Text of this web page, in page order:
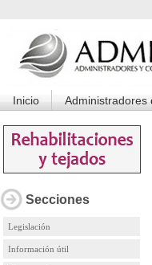
Inicio Administradores
Secciones
Legislación
Información útil